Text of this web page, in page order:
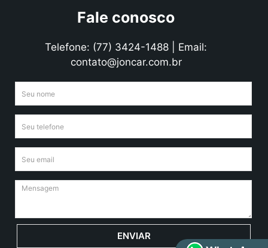
Fale conosco
Telefone: (77) 3424-1488 | Email:
contato@joncar.com.br
ENVIAR